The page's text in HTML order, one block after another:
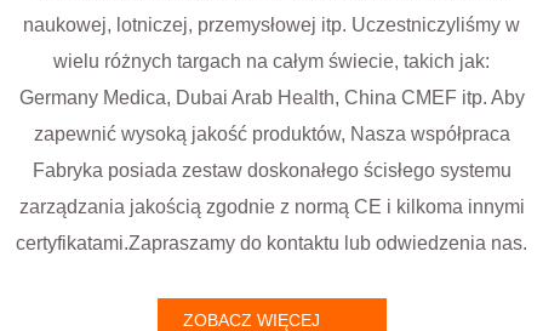
naukowej, lotniczej, przemysłowej itp. Uczestniczyliśmy w
wielu różnych targach na całym świecie, takich jak:
Germany Medica, Dubai Arab Health, China CMEF itp. Aby
zapewnić wysoką jakość produktów, Nasza współpraca
Fabryka posiada zestaw doskonałego ścisłego systemu
zarządzania jakością zgodnie z normą CE i kilkoma innymi
certyfikatami.Zapraszamy do kontaktu lub odwiedzenia nas.
ZOBACZ WIĘCEJ